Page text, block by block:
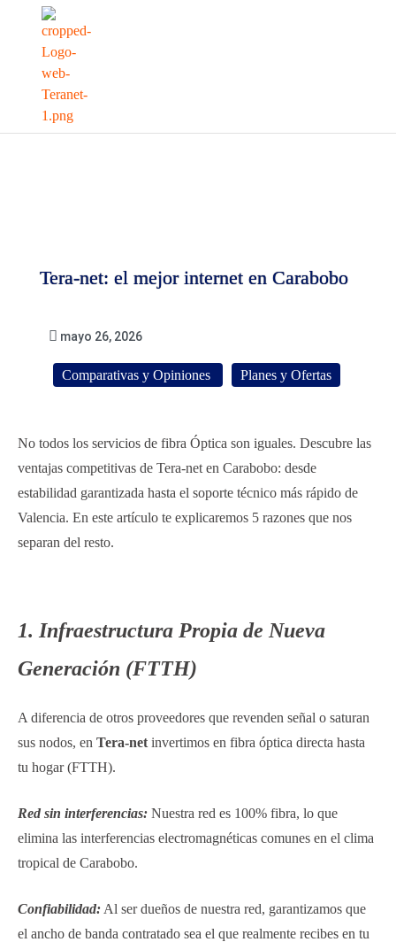
Tera-net: el mejor internet en Carabobo
mayo 26, 2026
Comparativas y Opiniones Planes y Ofertas
No todos los servicios de fibra Óptica son iguales. Descubre las
ventajas competitivas de Tera-net en Carabobo: desde
estabilidad garantizada hasta el soporte técnico más rápido de
Valencia. En este artículo te explicaremos 5 razones que nos
separan del resto.
1. Infraestructura Propia de Nueva
Generación (FTTH)
A diferencia de otros proveedores que revenden señal o saturan
sus nodos, en Tera-net invertimos en fibra óptica directa hasta
tu hogar (FTTH).
Red sin interferencias: Nuestra red es 100% fibra, lo que
elimina las interferencias electromagnéticas comunes en el clima
tropical de Carabobo.
Confiabilidad: Al ser dueños de nuestra red, garantizamos que
el ancho de banda contratado sea el que realmente recibes en tu